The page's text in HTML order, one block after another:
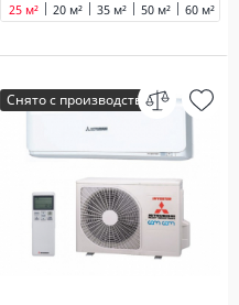
20 м²
25 м² 35 м² 50 м² 60 м²
Снято с производства